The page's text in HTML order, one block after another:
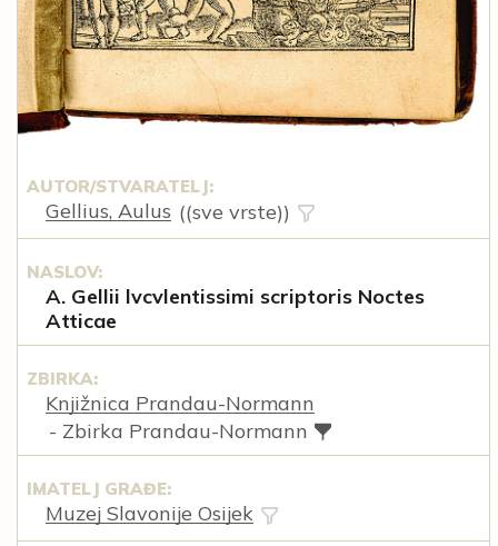
AUTOR/STVARATELJ:
Gellius, Aulus ((sve vrste))
NASLOV:
A. Gellii lvcvlentissimi scriptoris Noctes
Atticae
ZBIRKA:
Knjižnica Prandau-Normann
- Zbirka Prandau-Normann
IMATELJ GRAĐE:
Muzej Slavonije Osijek